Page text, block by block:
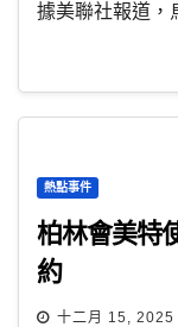
據美聯社報道，
熱點事件
柏林會美特
約
十二月 15, 2025